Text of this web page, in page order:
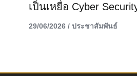
เป็นเหยื่อ Cyber
29/06/2026 / ประชาสัมพันธ์